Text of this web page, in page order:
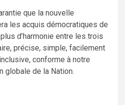
que la nouvelle
les acquis démocratiques de
d’harmonie entre les trois
précise, simple, facilement
conforme à notre
globale de la Nation.